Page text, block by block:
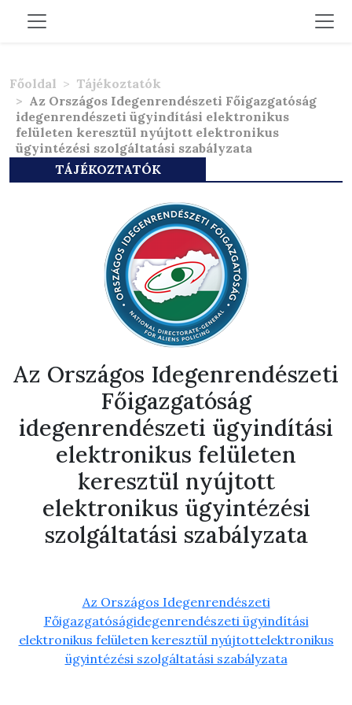
Főoldal
Tájékoztatók
Az Országos Idegenrendészeti Főigazgatóság
idegenrendészeti ügyindítási elektronikus
felületen keresztül nyújtott elektronikus
ügyintézési szolgáltatási szabályzata
TÁJÉKOZTATÓK
Az Országos Idegenrendészeti
Főigazgatóság
idegenrendészeti ügyindítási
elektronikus felületen
keresztül nyújtott
elektronikus ügyintézési
szolgáltatási szabályzata
Az Országos Idegenrendészeti
Főigazgatóságidegenrendészeti ügyindítási
elektronikus felületen keresztül nyújtottelektronikus
ügyintézési szolgáltatási szabályzata